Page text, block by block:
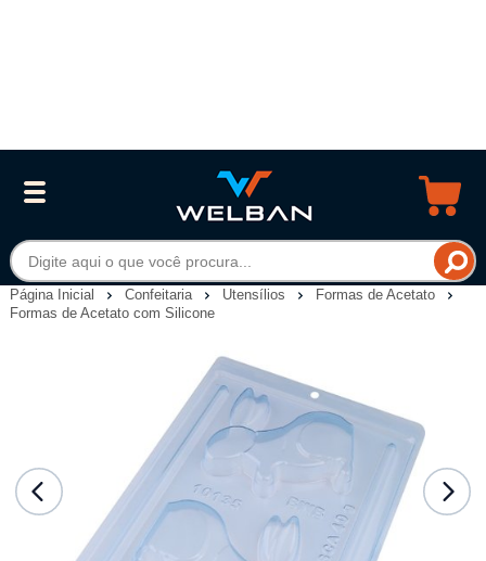
Página Inicial Confeitaria Utensílios
Formas de Acetato
Formas de Acetato com Silicone